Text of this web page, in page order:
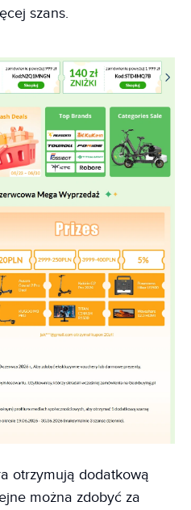
szans.
otrzymują dodatkową
można zdobyć za